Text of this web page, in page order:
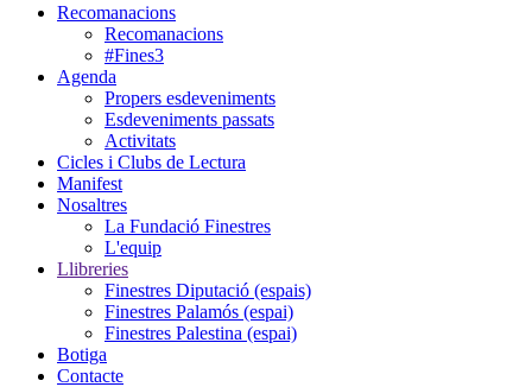
Recomanacions
Recomanacions
#Fines3
Agenda
Propers esdeveniments
Esdeveniments passats
Activitats
Cicles i Clubs de Lectura
Manifest
Nosaltres
La Fundació Finestres
L'equip
Llibreries
Finestres Diputació (espais)
Finestres Palamós (espai)
Finestres Palestina (espai)
Botiga
Contacte